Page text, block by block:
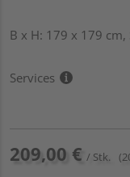
B x H: 179 x 179
Services
209,00 € / Stk.